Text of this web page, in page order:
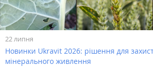
22 липня
Новинки Ukravit 2026: рішення для
мінерального живлення